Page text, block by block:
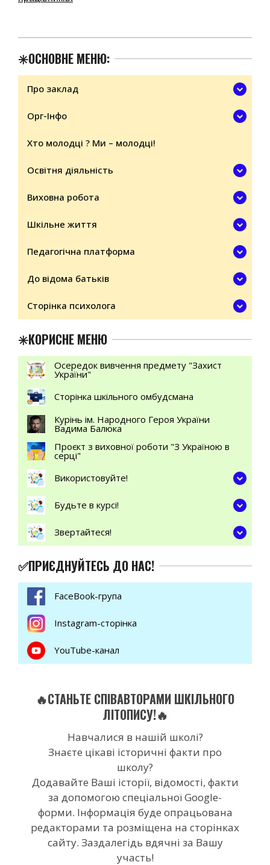
01-
09
✳️ОСНОВНЕ МЕНЮ:
Про заклад
Орг-Інфо
Хто молодці ? Ми – молодці!
Освітня діяльність
Виховна робота
Шкільне життя
Педагогічна платформа
До відома батьків
Сторінка психолога
✳️КОРИСНЕ МЕНЮ
Осередок вивчення предмету "Захист
України"
Сторінка шкільного омбудсмана
Курінь ім. Народного Героя України
Вадима Балюка
Проєкт з виховної роботи "З Україною в
серці"
Використовуйте!
Будьте в курсі!
Звертайтеся!
✅ПРИЄДНУЙТЕСЬ ДО НАС!
FaceBook-група
Instagram-сторінка
YouTube-канал
🔥СТАНЬТЕ СПІВАВТОРАМИ ШКІЛЬНОГО
ЛІТОПИСУ!🔥
Навчалися в нашій школі?
Знаєте цікаві історичні факти про
школу?
Додавайте Ваші історії, відомості, факти
за допомогою спеціальної Google-
форми. Інформація буде опрацьована
редакторами та розміщена на сторінках
сайту. Заздалегідь вдячні за Вашу
участь!